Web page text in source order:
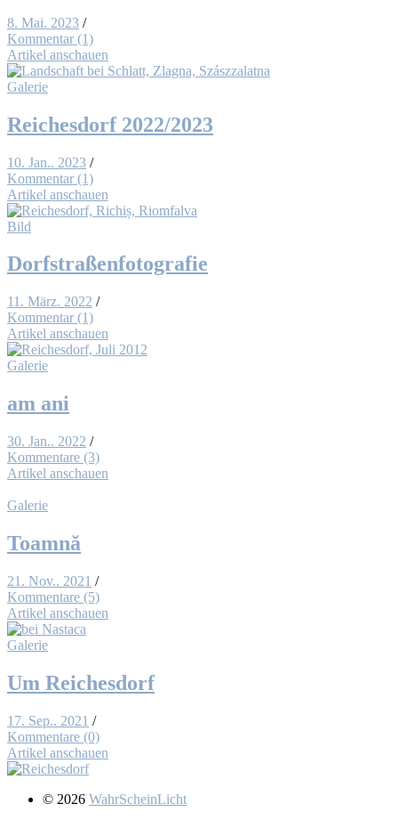
8. Mai. 2023 /
Kommentar (1)
Artikel anschauen
Galerie
Rei­ches­dorf 2022/2023
10. Jan.. 2023 /
Kommentar (1)
Artikel anschauen
Bild
Dorf­stra­ßen­fo­to­gra­fie
11. März. 2022 /
Kommentar (1)
Artikel anschauen
Galerie
am ani
30. Jan.. 2022 /
Kommentare (3)
Artikel anschauen
Galerie
To­am­nă
21. Nov.. 2021 /
Kommentare (5)
Artikel anschauen
Galerie
Um Rei­ches­dorf
17. Sep.. 2021 /
Kommentare (0)
Artikel anschauen
© 2026 WahrScheinLicht